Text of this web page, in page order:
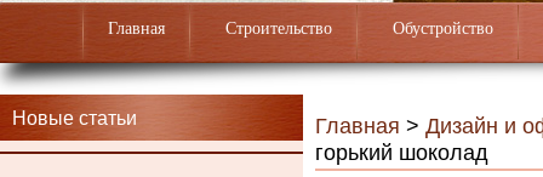
Главная Строительство Обустройство
Новые статьи Главная > Дизайн и
горький шоколад